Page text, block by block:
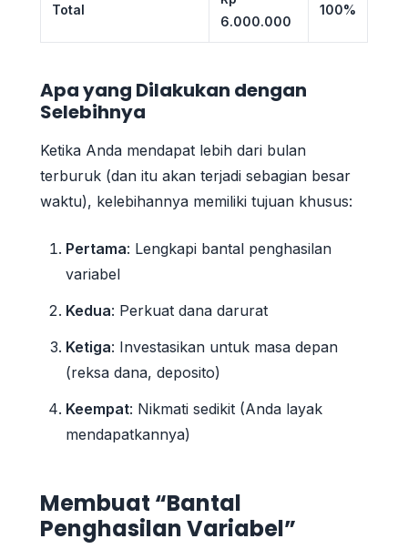
Total
6.000.000
100%
Apa yang Dilakukan dengan
Selebihnya
Ketika Anda mendapat lebih dari bulan
terburuk (dan itu akan terjadi sebagian besar
waktu), kelebihannya memiliki tujuan khusus:
Pertama: Lengkapi bantal penghasilan
variabel
Kedua: Perkuat dana darurat
Ketiga: Investasikan untuk masa depan
(reksa dana, deposito)
Keempat: Nikmati sedikit (Anda layak
mendapatkannya)
Membuat “Bantal
Penghasilan Variabel”